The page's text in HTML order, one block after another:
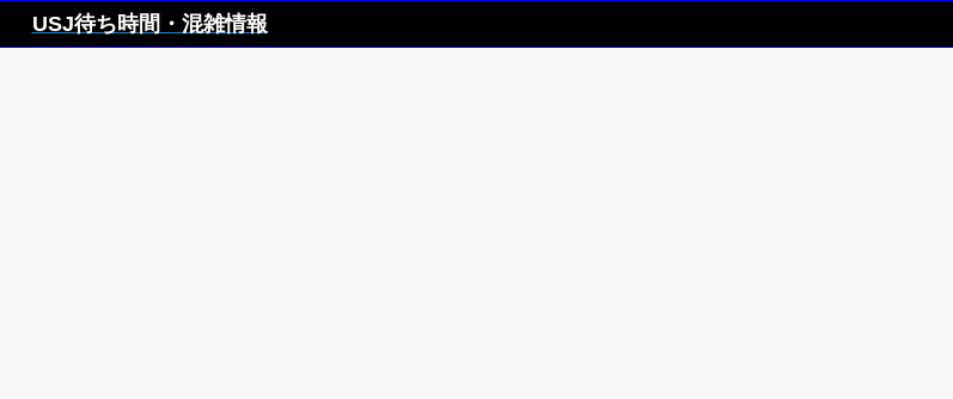
USJ待ち時間・混雑情報